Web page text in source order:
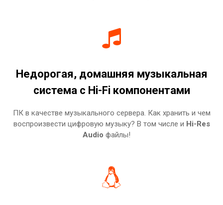
Недорогая, домашняя музыкальная
система с Hi-Fi компонентами
ПК в качестве музыкального сервера. Как хранить и чем
воспроизвести цифровую музыку? В том числе и Hi-Res
Audio файлы!